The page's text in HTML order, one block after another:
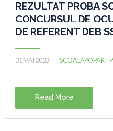
REZULTAT PROBA
CONCURSUL DE
DE REFERENT DEB
31 MAI 2023
Read More